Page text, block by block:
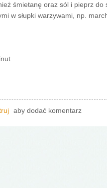
śmietanę oraz sól i pieprz do
w słupki warzywami, np.
aby dodać komentarz